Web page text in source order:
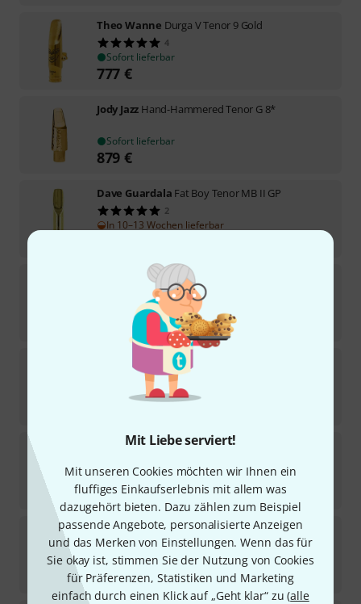
Mit Liebe serviert!
Mit unseren Cookies möchten wir Ihnen ein
fluffiges Einkaufserlebnis mit allem was
dazugehört bieten. Dazu zählen zum Beispiel
passende Angebote, personalisierte Anzeigen
und das Merken von Einstellungen. Wenn das für
Sie okay ist, stimmen Sie der Nutzung von Cookies
für Präferenzen, Statistiken und Marketing
einfach durch einen Klick auf „Geht klar“ zu (alle
Theo Wanne Durga V Tenor 9 Gold
4
Sofort lieferbar
777 €
Jody Jazz Hand-Hammered Tenor G 8*
Sofort lieferbar
879 €
Dave Guardala Fat Boy Tenor MB II GP
2
In 10–13 Wochen lieferbar
Theo Wanne Gaia IV Tenor 7 Gold
1
Sofort lieferbar
Tenor DV JC 6
Sofort lieferbar
Dave GuardalaFlorida Tenor GP 7*
Sofort lieferbar
569 €
Jody JazzTenor DV 6
2
Sofort lieferbar
649€